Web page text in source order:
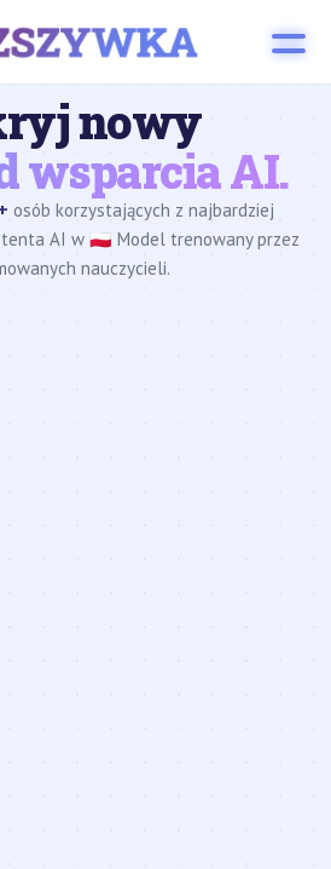
nowy
wsparcia AI.
osób korzystających z najbardziej
AI w 🇵🇱 Model trenowany przez
nauczycieli.